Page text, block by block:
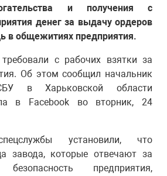
и получения с
денег за выдачу ордеров
в общежитиях предприятия.
с рабочих взятки за
Об этом сообщил начальник
в Харьковской области
в Facebook во вторник, 24
установили, что
завода, которые отвечают за
предприятия,